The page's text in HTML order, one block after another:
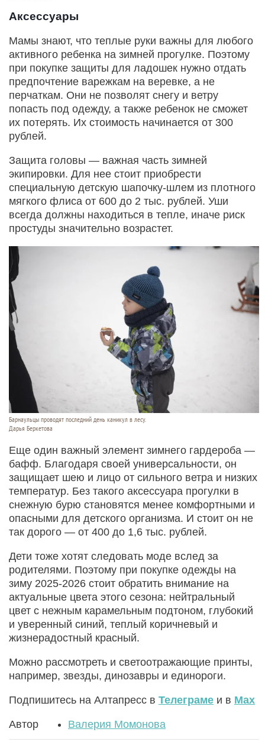
Аксессуары
Мамы знают, что теплые руки важны для любого
активного ребенка на зимней прогулке. Поэтому
при покупке защиты для ладошек нужно отдать
предпочтение варежкам на веревке, а не
перчаткам. Они не позволят снегу и ветру
попасть под одежду, а также ребенок не сможет
их потерять. Их стоимость начинается от 300
рублей.
Защита головы — важная часть зимней
экипировки. Для нее стоит приобрести
специальную детскую шапочку-шлем из плотного
мягкого флиса от 600 до 2 тыс. рублей. Уши
всегда должны находиться в тепле, иначе риск
простуды значительно возрастет.
Барнаульцы проводят последний день каникул в лесу.
Дарья Беркетова
Еще один важный элемент зимнего гардероба —
бафф. Благодаря своей универсальности, он
защищает шею и лицо от сильного ветра и низких
температур. Без такого аксессуара прогулки в
снежную бурю становятся менее комфортными и
опасными для детского организма. И стоит он не
так дорого — от 400 до 1,6 тыс. рублей.
Дети тоже хотят следовать моде вслед за
родителями. Поэтому при покупке одежды на
зиму 2025-2026 стоит обратить внимание на
актуальные цвета этого сезона: нейтральный
цвет с нежным карамельным подтоном, глубокий
и уверенный синий, теплый коричневый и
жизнерадостный красный.
Можно рассмотреть и светоотражающие принты,
например, звезды, динозавры и единороги.
Подпишитесь на Алтапресс в Телеграме и в Max
Автор Валерия Момонова